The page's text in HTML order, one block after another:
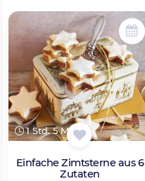
1 Std. 5 Min.
Einfache Zimtsterne aus 6
Zutaten